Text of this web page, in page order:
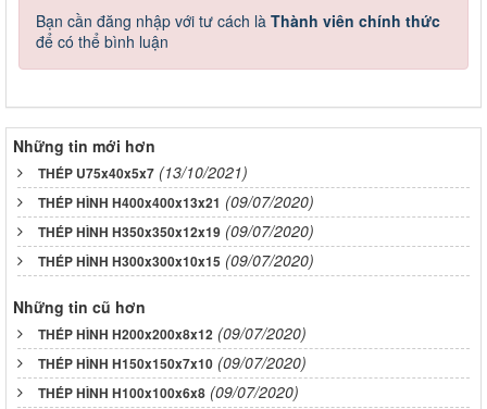
Bạn cần đăng nhập với tư cách là Thành viên chính thức
để có thể bình luận
Những tin mới hơn
THÉP U75x40x5x7 (13/10/2021)
THÉP HÌNH H400x400x13x21 (09/07/2020)
THÉP HÌNH H350x350x12x19 (09/07/2020)
THÉP HÌNH H300x300x10x15 (09/07/2020)
Những tin cũ hơn
THÉP HÌNH H200x200x8x12 (09/07/2020)
THÉP HÌNH H150x150x7x10 (09/07/2020)
THÉP HÌNH H100x100x6x8 (09/07/2020)